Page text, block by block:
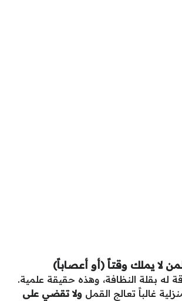
لا يملك وقتاً (أو أعصاباً)
له بقلة النظافة، وهذه حقيقة علمية.
غالباً تعالج القمل ولا تقضي على